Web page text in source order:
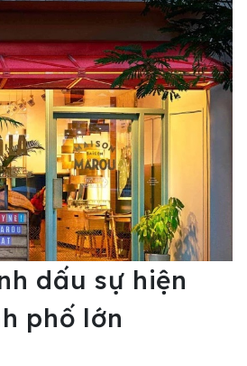
dấu sự hiện
phố lớn